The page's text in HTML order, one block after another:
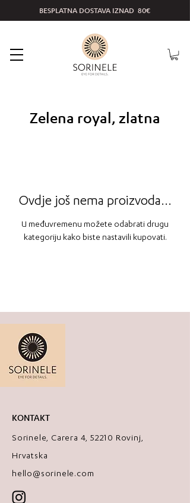
BESPLATNA DOSTAVA IZNAD 80€
Zelena royal, zlatna
Ovdje još nema proizvoda...
U međuvremenu možete odabrati drugu
kategoriju kako biste nastavili kupovati.
KONTAKT
Sorinele, Carera 4, 52210 Rovinj,
Hrvatska
hello@sorinele.com